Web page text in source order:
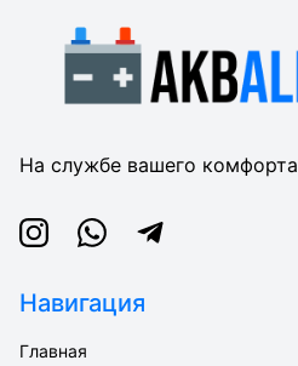
На службе вашего комфорта
InstagramWhatsappTelegram
Навигация
Главная